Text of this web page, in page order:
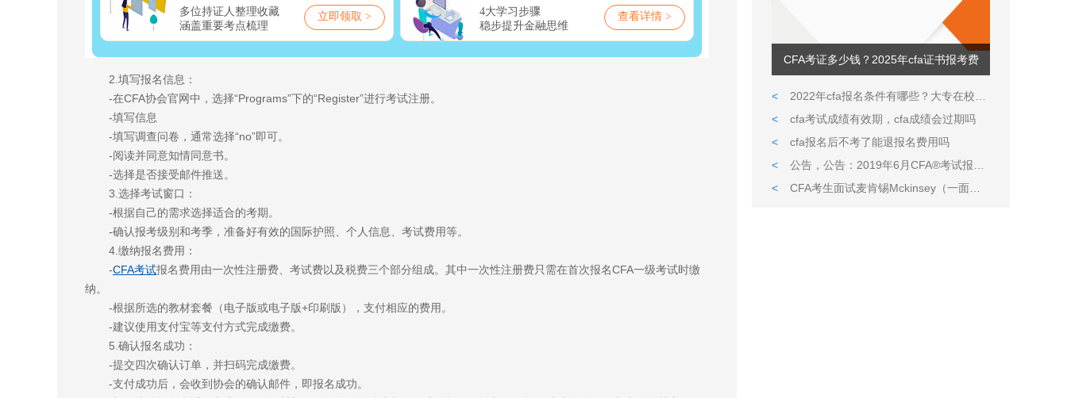
2.填写报名信息：
-在CFA协会官网中，选择“Programs”下的“Register”进行考试注册。
-填写信息
-填写调查问卷，通常选择“no”即可。
-阅读并同意知情同意书。
-选择是否接受邮件推送。
3.选择考试窗口：
-根据自己的需求选择适合的考期。
-确认报考级别和考季，准备好有效的国际护照、个人信息、考试费用等。
4.缴纳报名费用：
-CFA考试报名费用由一次性注册费、考试费以及税费三个部分组成。其中一次性注册费只需在首次报名CFA一级考试时缴
纳。
-根据所选的教材套餐（电子版或电子版+印刷版），支付相应的费用。
-建议使用支付宝等支付方式完成缴费。
5.确认报名成功：
-提交四次确认订单，并扫码完成缴费。
-支付成功后，会收到协会的确认邮件，即报名成功。
CFA考证多少钱？2025年cfa证书报考费
<
2022年cfa报名条件有哪些？大专在校生可以考吗
<
cfa考试成绩有效期，cfa成绩会过期吗
<
cfa报名后不考了能退报名费用吗
<
公告，公告：2019年6月CFA®考试报名延时通知
<
CFA考生面试麦肯锡Mckinsey（一面和笔试 案例分析）